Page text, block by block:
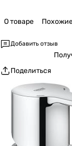
О товаре
Добавить отзыв
Поделиться